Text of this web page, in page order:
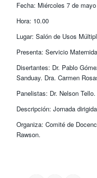
Fecha: Miércoles 7 de mayo
Hora: 10.00
Lugar: Salón de Usos
Presenta: Servicio
Disertantes: Dr. Pablo
Sanduay. Dra. Carmen
Panelistas: Dr. Nelson
Descripción: Jornada
Organiza: Comité de
Rawson.